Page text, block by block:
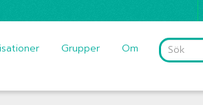
Grupper Om